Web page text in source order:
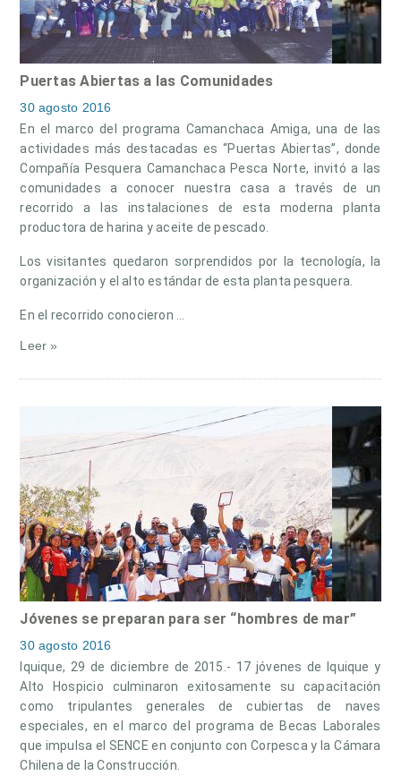
Puertas Abiertas a las Comunidades
30 agosto 2016
En el marco del programa Camanchaca Amiga, una de las
actividades más destacadas es “Puertas Abiertas”, donde
Compañía Pesquera Camanchaca Pesca Norte, invitó a las
comunidades a conocer nuestra casa a través de un
recorrido a las instalaciones de esta moderna planta
productora de harina y aceite de pescado.
Los visitantes quedaron sorprendidos por la tecnología, la
organización y el alto estándar de esta planta pesquera.
En el recorrido conocieron …
Leer »
Jóvenes se preparan para ser “hombres de mar”
30 agosto 2016
Iquique, 29 de diciembre de 2015.- 17 jóvenes de Iquique y
Alto Hospicio culminaron exitosamente su capacitación
como tripulantes generales de cubiertas de naves
especiales, en el marco del programa de Becas Laborales
que impulsa el SENCE en conjunto con Corpesca y la Cámara
Chilena de la Construcción.